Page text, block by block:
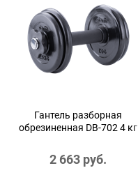
Гантель разборная
обрезиненная DB-702 4 кг
2 663 руб.